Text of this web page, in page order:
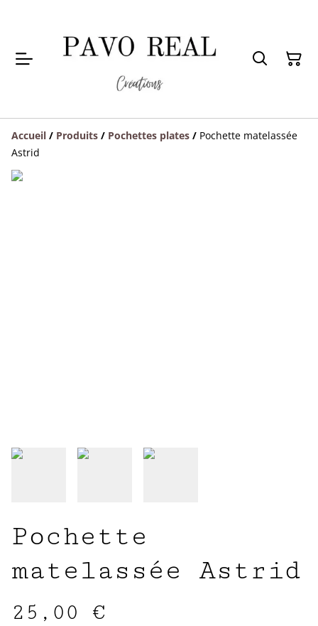
Accueil / Produits / Pochettes plates / Pochette matelassée
Astrid
Pochette
matelassée Astrid
25,00 €